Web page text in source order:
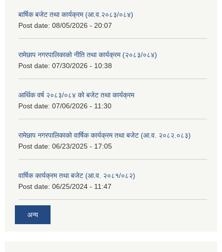
बार्षिक बजेट तथा कार्यक्रम (आ.व.२०८३/०८४)
Post date: 08/05/2026 - 20:07
रामेछाप नगरपालिकाको नीति तथा कार्यक्रम (२०८३/०८४)
Post date: 07/30/2026 - 10:38
आर्थिक वर्ष २०८३/०८४ को बजेट तथा कार्यक्रम
Post date: 07/06/2026 - 11:30
रामेछाप नगरपालिकाको वार्षिक कार्यक्रम तथा बजेट (आ.व. २०८२.०८३)
Post date: 06/23/2025 - 17:05
वार्षिक कार्यक्रम तथा बजेट (आ.व. २०८१/०८२)
Post date: 06/25/2024 - 11:47
अन्य